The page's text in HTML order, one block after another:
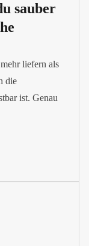
sauber
liefern als
die
ist. Genau